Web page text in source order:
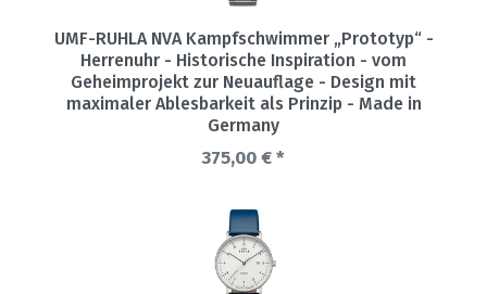
UMF-RUHLA NVA Kampfschwimmer „Prototyp“ -
Herrenuhr - Historische Inspiration - vom
Geheimprojekt zur Neuauflage - Design mit
maximaler Ablesbarkeit als Prinzip - Made in
Germany
375,00 € *